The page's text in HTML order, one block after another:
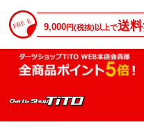
9,000円(税抜)以上で送